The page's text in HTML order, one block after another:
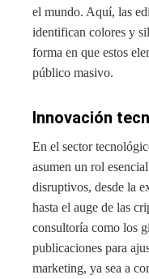
el mundo. Aquí, las
identifican colores y
forma en que estos
público masivo.
Innovación
En el sector
asumen un rol
disruptivos, desde la
hasta el auge de las
consultoría como los
publicaciones para
marketing, ya sea a